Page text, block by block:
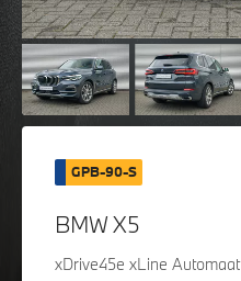
GPB-90-S
BMW X5
xDrive45e xLine Automaat